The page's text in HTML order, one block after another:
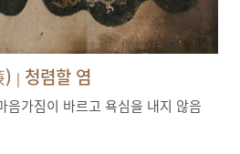
) | 청렴할 염
음가짐이 바르고 욕심을 내지 않음